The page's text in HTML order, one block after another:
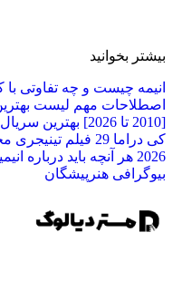
بخوانید
چیست و چه تفاوتی با کارتون
مهم لیست بهترین
29 فیلم تینیجری
هنرپیشگان